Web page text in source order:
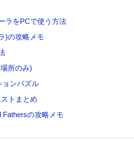
ラをPCで使う方法
)の攻略メモ
所のみ)
ョンパズル
トまとめ
Fathersの攻略メモ